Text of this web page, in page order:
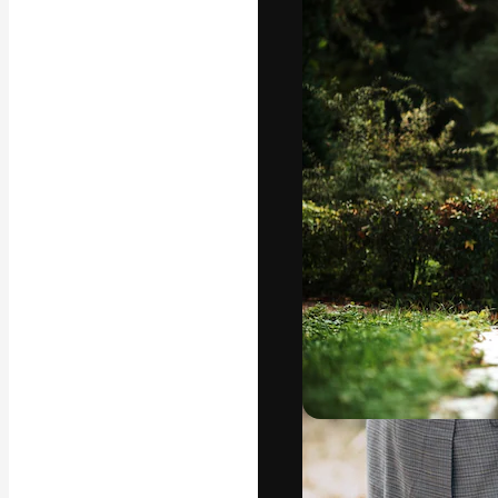
La
migliori lavori.
creativi,
Italiano
Copyright ©